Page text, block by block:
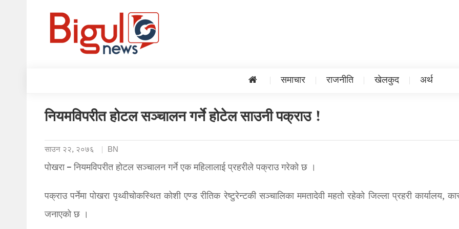
समाचार राजनीति खेलकुद अर्थ
नियमविपरीत होटल सञ्चालन गर्ने होटेल साउनी पक्राउ !
साउन २२, २०७६ BN
पोखरा – नियमविपरीत होटल सञ्चालन गर्ने एक महिलालाई प्रहरीले पक्राउ गरेको छ ।
पक्राउ पर्नेमा पोखरा पृथ्वीचोकस्थित कोशी एण्ड रीतिक रेष्टुरेन्टकी सञ्चालिका ममतादेवी महतो रहेको जिल्ला प्रहरी कार्यालय,
जनाएको छ ।